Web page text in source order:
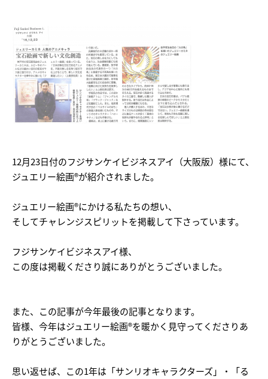
12月23日付のフジサンケイビジネスアイ（大阪版）様にて、
ジュエリー絵画®が紹介されました。
ジュエリー絵画®にかける私たちの想い、
そしてチャレンジスピリットを掲載して下さっています。
フジサンケイビジネスアイ様、
この度は掲載くださり誠にありがとうございました。
また、この記事が今年最後の記事となります。
皆様、今年はジュエリー絵画®を暖かく見守ってくださりあ
りがとうございました。
思い返せば、この1年は「サンリオキャラクターズ」・「る